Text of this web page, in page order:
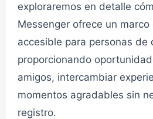
Chat Amistad
exploraremos en detalle
Messenger ofrece un
accesible para personas de
proporcionando
amigos, intercambiar
momentos agradables sin
registro.